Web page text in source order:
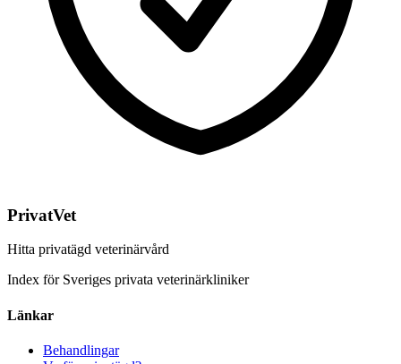
PrivatVet
Hitta privatägd veterinärvård
Index för Sveriges privata veterinärkliniker
Länkar
Behandlingar